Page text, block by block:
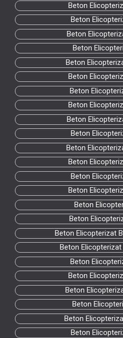
Beton
Beton
Beton
Beton
Beton
Beton
Beton
Beton
Beton
Beton
Beton
Beton
Beton
Beton
Beton
Beton
Beton Elicopterizat
Beton
Beton
Beton
Beton
Beton
Beton
Beton